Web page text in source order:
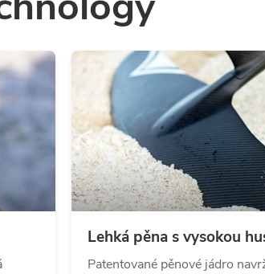
Lehká pěna s vysokou
Patentované pěnové jádro